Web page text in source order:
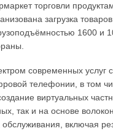
торговли
загрузка
1600 и
современных услуг
телефонии, в том
виртуальных
так и на основе
включая